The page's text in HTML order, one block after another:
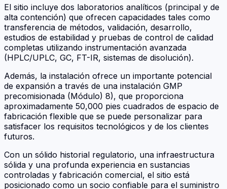
El sitio incluye dos laboratorios analíticos (principal y de
alta contención) que ofrecen capacidades tales como
transferencia de métodos, validación, desarrollo,
estudios de estabilidad y pruebas de control de calidad
completas utilizando instrumentación avanzada
(HPLC/UPLC, GC, FT-IR, sistemas de disolución).
Además, la instalación ofrece un importante potencial
de expansión a través de una instalación GMP
precomisionada (Módulo) 8), que proporciona
aproximadamente 50,000 pies cuadrados de espacio de
fabricación flexible que se puede personalizar para
satisfacer los requisitos tecnológicos y de los clientes
futuros.
Con un sólido historial regulatorio, una infraestructura
sólida y una profunda experiencia en sustancias
controladas y fabricación comercial, el sitio está
posicionado como un socio confiable para el suministro